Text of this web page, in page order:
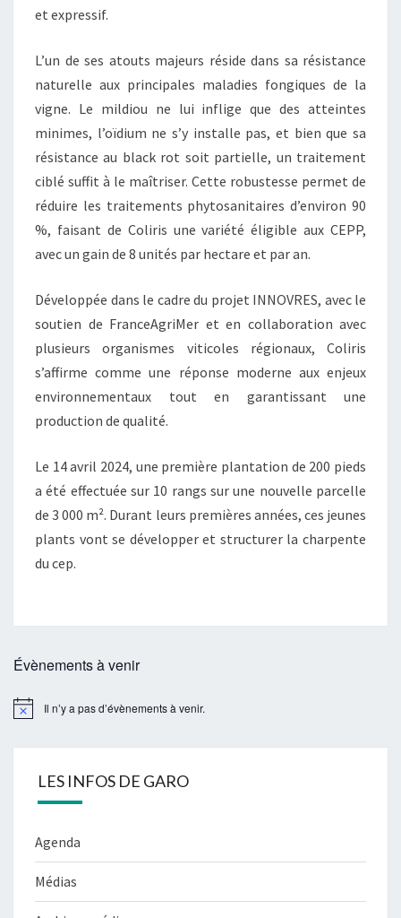
et expressif.
L’un de ses atouts majeurs réside dans sa résistance
naturelle aux principales maladies fongiques de la
vigne. Le mildiou ne lui inflige que des atteintes
minimes, l’oïdium ne s’y installe pas, et bien que sa
résistance au black rot soit partielle, un traitement
ciblé suffit à le maîtriser. Cette robustesse permet de
réduire les traitements phytosanitaires d’environ 90
%, faisant de Coliris une variété éligible aux CEPP,
avec un gain de 8 unités par hectare et par an.
Développée dans le cadre du projet INNOVRES, avec le
soutien de FranceAgriMer et en collaboration avec
plusieurs organismes viticoles régionaux, Coliris
s’affirme comme une réponse moderne aux enjeux
environnementaux tout en garantissant une
production de qualité.
Le 14 avril 2024, une première plantation de 200 pieds
a été effectuée sur 10 rangs sur une nouvelle parcelle
de 3 000 m². Durant leurs premières années, ces jeunes
plants vont se développer et structurer la charpente
du cep.
Évènements à venir
Notice Il n’y a pas d’évènements à venir.
LES INFOS DE GARO
Agenda
Médias